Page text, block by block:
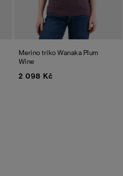
Merino triko Wanaka Plum
Wine
2 098 Kč